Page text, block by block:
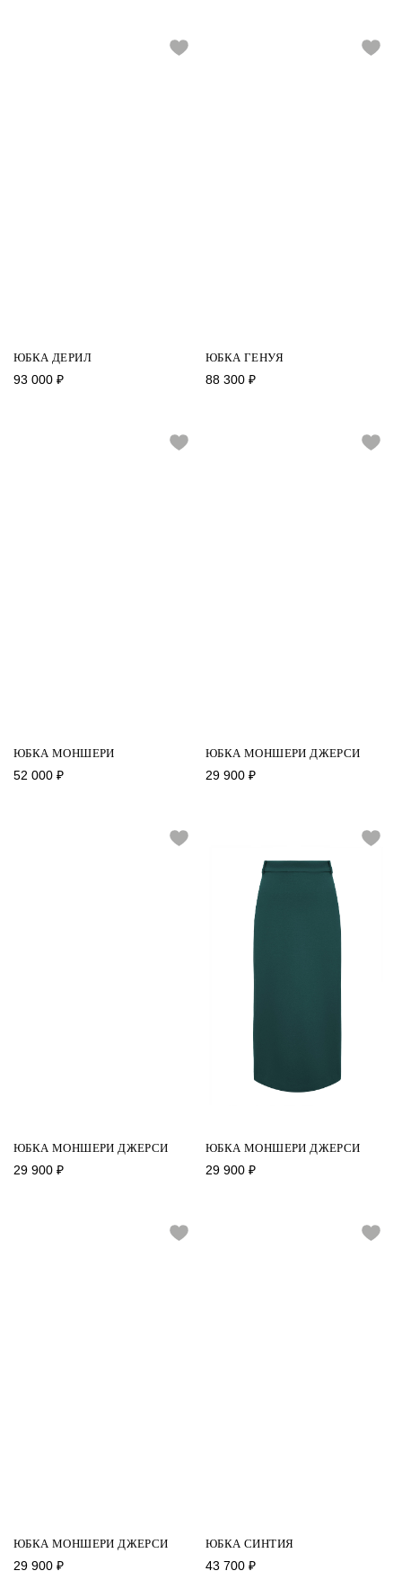
ЮБКА ДЕРИЛ
93 000 ₽
ЮБКА ГЕНУЯ
88 300 ₽
ЮБКА МОНШЕРИ
52 000 ₽
ЮБКА МОНШЕРИ ДЖЕРСИ
29 900 ₽
ЮБКА МОНШЕРИ ДЖЕРСИ
29 900 ₽
ЮБКА МОНШЕРИ ДЖЕРСИ
29 900 ₽
ЮБКА МОНШЕРИ ДЖЕРСИ
29 900 ₽
ЮБКА СИНТИЯ
43 700 ₽